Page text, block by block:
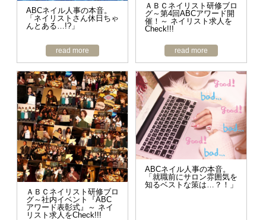
ABCネイル人事の本音。
「ネイリストさん休日ちゃ
んとある…!?」
read more
ＡＢＣネイリスト研修ブロ
グ～第4回ABCアワード開
催！～ ネイリスト求人を
Check!!!
read more
ＡＢＣネイリスト研修ブロ
グ～社内イベント『ABC
アワード表彰式』～ ネイ
リスト求人をCheck!!!
ABCネイル人事の本音。
「就職前にサロン雰囲気を
知るベストな策は…？！」